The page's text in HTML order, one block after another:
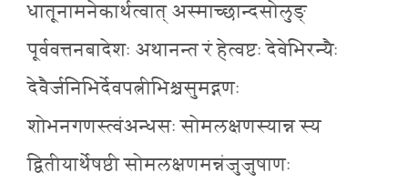
धातूनामनेकार्थत्वात् अस्माच्छान्दसोलुङ्
पूर्ववत्तनबादेशः अथानन्त रं हेत्वष्टः देवेभिरन्यैः
देवैर्जनिभिर्देवपत्नीभिश्चसुमद्गणः
शोभनगणस्त्वंअन्धसः सोमलक्षणस्यान्न स्य
द्वितीयार्थेषष्ठी सोमलक्षणमन्नंजुजुषाणः